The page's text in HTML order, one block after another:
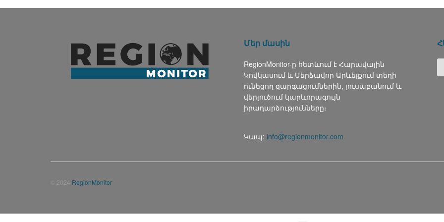
Մեր մասին
RegionMonitor-ը հետևում է Հարավային
Կովկասում և Մերձավոր Արևելքում տեղի
ունեցող զարգացումներին, լուսաբանում և
վերլուծում կարևորագույն
իրադարձությունները։
Կապ: info@regionmonitor.com
© 2024 RegionMonitor